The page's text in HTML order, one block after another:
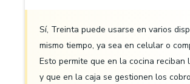
Sí, Treinta puede usarse en varios
mismo tiempo, ya sea en celular o
Esto permite que en la cocina reciban
y que en la caja se gestionen los